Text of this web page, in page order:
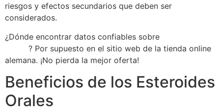
riesgos y efectos secundarios que deben ser
considerados.
¿Dónde encontrar datos confiables sobre
? Por supuesto en el sitio web de la tienda online
alemana. ¡No pierda la mejor oferta!
Beneficios de los Esteroides
Orales